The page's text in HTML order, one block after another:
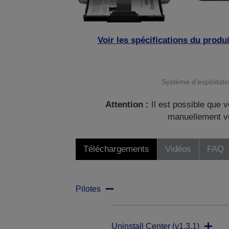
Voir les spécifications du
Système
Attention :
Il est possible que
manuellement
Téléchargements Vidéos FAQ
Pilotes
Uninstall Center (v1.3.1)